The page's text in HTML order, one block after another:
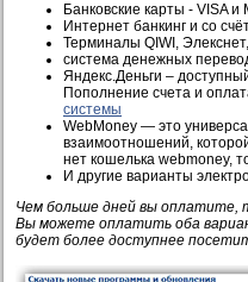
Банковские карты - VISA и
Интернет банкинг и со
Терминалы QIWI,
система денежных
Яндекс.Деньги –
Пополнение счета и
системы
WebMoney — это
взаимоотношений,
нет кошелька webmoney,
И другие варианты
Чем больше дней вы оплатите,
Вы можете оплатить оба
будет более доступнее